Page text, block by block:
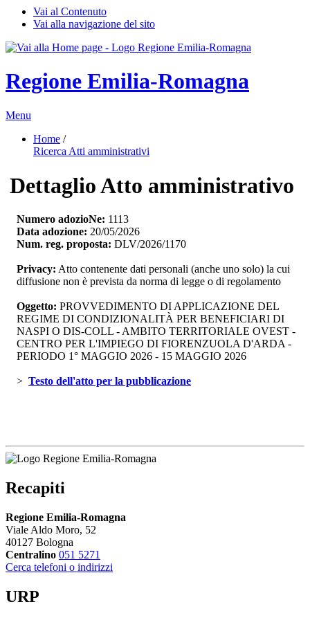
Vai al Contenuto
Vai alla navigazione del sito
Regione Emilia-Romagna
Menu
Home /
Ricerca Atti amministrativi
Dettaglio Atto amministrativo
Numero adozioNe: 1113
Data adozione: 20/05/2026
Num. reg. proposta: DLV/2026/1170
Privacy: Atto contenente dati personali (anche uno solo) la cui
diffusione non è prevista da norma di legge o di regolamento
Oggetto: PROVVEDIMENTO DI APPLICAZIONE DEL
REGIME DI CONDIZIONALITÀ PER BENEFICIARI DI
NASPI O DIS-COLL - AMBITO TERRITORIALE OVEST -
CENTRO PER L'IMPIEGO DI FIORENZUOLA D'ARDA -
PERIODO 1° MAGGIO 2026 - 15 MAGGIO 2026
> Testo dell'atto per la pubblicazione
Recapiti
Regione Emilia-Romagna
Viale Aldo Moro, 52
40127 Bologna
Centralino 051 5271
Cerca telefoni o indirizzi
URP